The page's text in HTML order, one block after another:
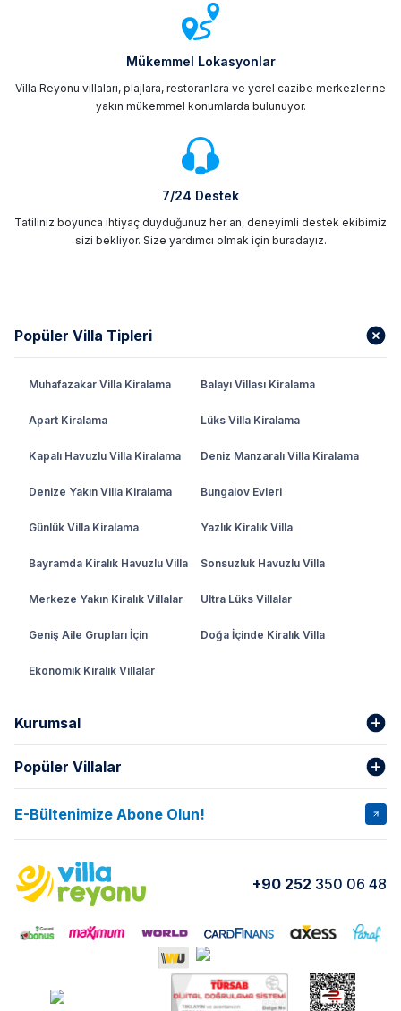
Mükemmel Lokasyonlar
Villa Reyonu villaları, plajlara, restoranlara ve yerel cazibe merkezlerine
yakın mükemmel konumlarda bulunuyor.
7/24 Destek
Tatiliniz boyunca ihtiyaç duyduğunuz her an, deneyimli destek ekibimiz
sizi bekliyor. Size yardımcı olmak için buradayız.
Popüler Villa Tipleri
Muhafazakar Villa Kiralama Balayı Villası Kiralama
Apart Kiralama Lüks Villa Kiralama
Kapalı Havuzlu Villa Kiralama Deniz Manzaralı Villa Kiralama
Denize Yakın Villa Kiralama Bungalov Evleri
Günlük Villa Kiralama Yazlık Kiralık Villa
Bayramda Kiralık Havuzlu Villa Sonsuzluk Havuzlu Villa
Merkeze Yakın Kiralık Villalar Ultra Lüks Villalar
Geniş Aile Grupları İçin Doğa İçinde Kiralık Villa
Ekonomik Kiralık Villalar
Kurumsal
Hakkımızda
İptal Şartları Banka Hesapları
Kurumsal Blog
Yorumlar Nasıl Kiralarım
Popüler Villalar
VİLLA SALKIM VİLLA SLAY 1
VİLLA OLENNA 1 VİLLA MERT
VILLA ADRIMA 1
VİLLA TİAMO VİLLA ZEYTİN DALI
E-Bültenimize Abone Olun!
+90 252 350 06 48